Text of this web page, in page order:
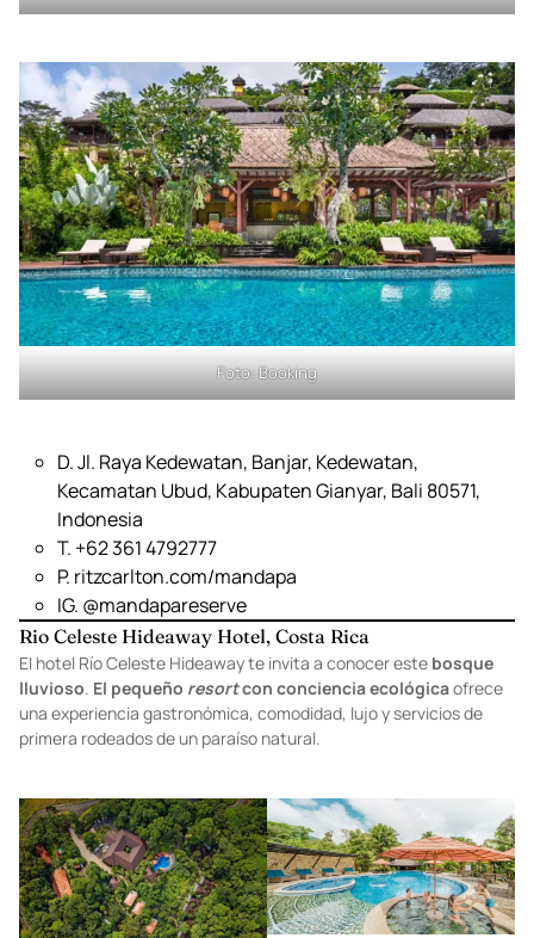
Foto:Ritz-Carlton Foto:Booking
Foto:Booking
D. Jl. Raya Kedewatan, Banjar, Kedewatan,
Kecamatan Ubud, Kabupaten Gianyar, Bali 80571,
Indonesia
T. +62 361 4792777
P.ritzcarlton.com/mandapa
IG.@mandapareserve
Rio Celeste Hideaway Hotel, Costa Rica
lluvioso.El pequeñoresortcon conciencia ecológicaofrece
una experiencia gastronómica, comodidad, lujo y servicios de
primera rodeados de un paraíso natural.